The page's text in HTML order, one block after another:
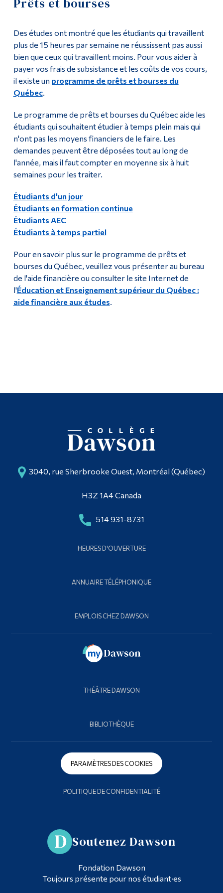
Étudiants de jour
Étudiants de la formation continue
Étudiants de l'AEC
FAQ sur les prêts et bourses
Programmes internes
Conseils et outils budgétaires
Guide de démarrage rapide pour les prêts et bourses
Codes des programmes d'aide financière
Bourse d'aide financière du Collège
Des études ont montré que les étudiants qui travaillent
plus de 15 heures par semaine ne réussissent pas aussi
bien que ceux qui travaillent moins. Pour vous aider à
payer vos frais de subsistance et les coûts de vos cours,
il existe un programme de prêts et bourses du
Québec.
Le programme de prêts et bourses du Québec aide les
étudiants qui souhaitent étudier à temps plein mais qui
n'ont pas les moyens financiers de le faire. Les
demandes peuvent être déposées tout au long de
l'année, mais il faut compter en moyenne six à huit
semaines pour les traiter.
Étudiants d'un jour
Étudiants en formation continue
Étudiants AEC
Étudiants à temps partiel
Pour en savoir plus sur le programme de prêts et
bourses du Québec, veuillez vous présenter au bureau
de l'aide financière ou consulter le site Internet de
l'Éducation et Enseignement supérieur du Québec :
aide financière aux études
3040, rue Sherbrooke Ouest, Montréal (Québec)
H3Z 1A4 Canada
514 931-8731
HEURES D'OUVERTURE
ANNUAIRE TÉLÉPHONIQUE
EMPLOIS CHEZ DAWSON
THÉÂTRE DAWSON
BIBLIOTHÈQUE
PARAMÈTRES DES COOKIES
POLITIQUE DE CONFIDENTIALITÉ
Soutenez Dawson
Fondation Dawson
Toujours présente pour nos étudiant·es
Liens
Menu principal
Programmes
Admissions
La vie à Dawson
Qui vous êtes
Corps enseignant et